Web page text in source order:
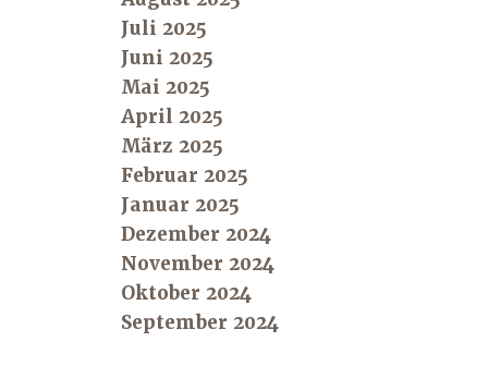
Juli 2025
Juni 2025
Mai 2025
April 2025
März 2025
Februar 2025
Januar 2025
Dezember 2024
November 2024
Oktober 2024
September 2024